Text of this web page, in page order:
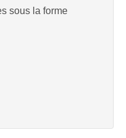
sous la forme